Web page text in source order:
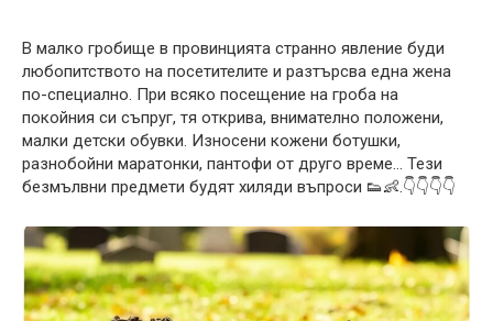
В малко гробище в провинцията странно явление буди
любопитството на посетителите и разтърсва една жена
по-специално. При всяко посещение на гроба на
покойния си съпруг, тя открива, внимателно положени,
малки детски обувки. Износени кожени ботушки,
разнобойни маратонки, пантофи от друго време… Тези
безмълвни предмети будят хиляди въпроси 👟👶.👇👇👇👇